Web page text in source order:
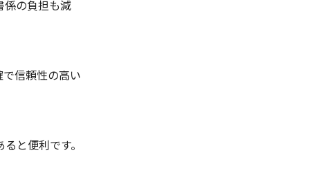
係の負担も減
信頼性の高い
と便利です。